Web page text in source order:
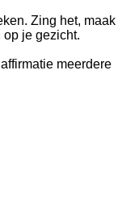
Zing het, maak
op je gezicht.
meerdere